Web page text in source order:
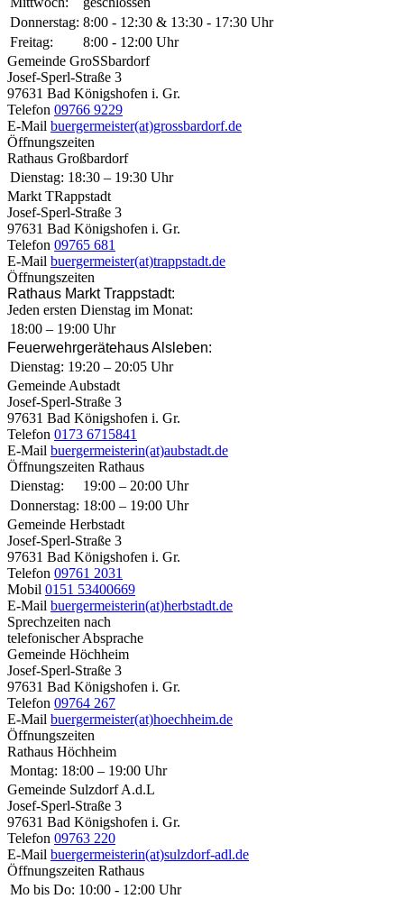
Donnerstag: 8:00 - 12:30 & 13:30 - 17:30 Uhr
Freitag:
8:00 - 12:00 Uhr
Gemeinde GroSSbardorf
Josef-Sperl-Straße 3
97631 Bad Königshofen i. Gr.
Telefon 09766 9229
E-Mail buergermeister(at)grossbardorf.de
Öffnungszeiten
Rathaus Großbardorf
Dienstag: 18:30 – 19:30 Uhr
Markt TRappstadt
Josef-Sperl-Straße 3
97631 Bad Königshofen i. Gr.
Telefon 09765 681
E-Mail buergermeister(at)trappstadt.de
Öffnungszeiten
Rathaus Markt Trappstadt:
Jeden ersten Dienstag im Monat:
18:00 – 19:00 Uhr
Feuerwehrgerätehaus Alsleben:
Dienstag: 19:20 – 20:05 Uhr
Gemeinde Aubstadt
Josef-Sperl-Straße 3
97631 Bad Königshofen i. Gr.
Telefon 0173 6715841
E-Mail buergermeisterin(at)aubstadt.de
Öffnungszeiten Rathaus
Dienstag:
19:00 – 20:00 Uhr
Donnerstag: 18:00 – 19:00 Uhr
Gemeinde Herbstadt
Josef-Sperl-Straße 3
97631 Bad Königshofen i. Gr.
Telefon 09761 2031
Mobil 0151 53400669
E-Mail buergermeisterin(at)herbstadt.de
Sprechzeiten nach
telefonischer Absprache
Gemeinde Höchheim
Josef-Sperl-Straße 3
97631 Bad Königshofen i. Gr.
Telefon 09764 267
E-Mail buergermeister(at)hoechheim.de
Öffnungszeiten
Rathaus Höchheim
Montag: 18:00 – 19:00 Uhr
Gemeinde Sulzdorf A.d.L
Josef-Sperl-Straße 3
97631 Bad Königshofen i. Gr.
Telefon 09763 220
E-Mail buergermeisterin(at)sulzdorf-adl.de
Öffnungszeiten Rathaus
Mo bis Do: 10:00 - 12:00 Uhr